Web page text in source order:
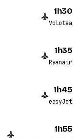
1h30
Volotea
1h35
Ryanair
1h45
easyJet
1h55